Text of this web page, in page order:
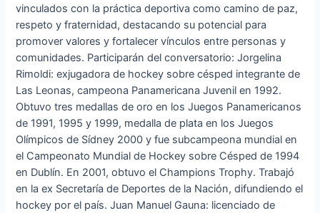
vinculados con la práctica deportiva como camino de paz,
respeto y fraternidad, destacando su potencial para
promover valores y fortalecer vínculos entre personas y
comunidades. Participarán del conversatorio: Jorgelina
Rimoldi: exjugadora de hockey sobre césped integrante de
Las Leonas, campeona Panamericana Juvenil en 1992.
Obtuvo tres medallas de oro en los Juegos Panamericanos
de 1991, 1995 y 1999, medalla de plata en los Juegos
Olímpicos de Sídney 2000 y fue subcampeona mundial en
el Campeonato Mundial de Hockey sobre Césped de 1994
en Dublín. En 2001, obtuvo el Champions Trophy. Trabajó
en la ex Secretaría de Deportes de la Nación, difundiendo el
hockey por el país. Juan Manuel Gauna: licenciado de